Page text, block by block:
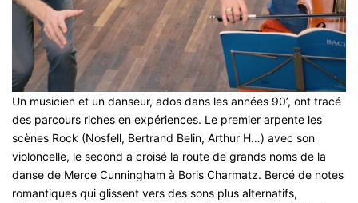
Un musicien et un danseur, ados dans les années 90’, ont tracé
des parcours riches en expériences. Le premier arpente les
scènes Rock (Nosfell, Bertrand Belin, Arthur H…) avec son
violoncelle, le second a croisé la route de grands noms de la
danse de Merce Cunningham à Boris Charmatz. Bercé de notes
romantiques qui glissent vers des sons plus alternatifs,